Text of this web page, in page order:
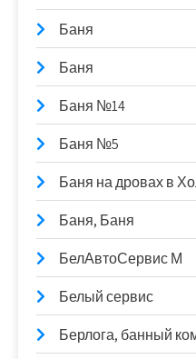
Баня
Баня
Баня №14
Баня №5
Баня на дровах в
Баня, Баня
БелАвтоСервис М
Белый сервис
Берлога, банный